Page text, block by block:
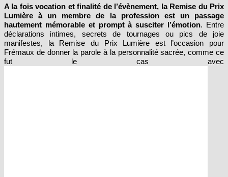
Lumière à un membre de la profession est un passage
hautement mémorable et prompt à susciter l’émotion. Entre
déclarations intimes, secrets de tournages ou pics de joie
manifestes, la Remise du Prix Lumière est l’occasion pour
Frémaux de donner la parole à la personnalité sacrée, comme ce
fut le cas avec